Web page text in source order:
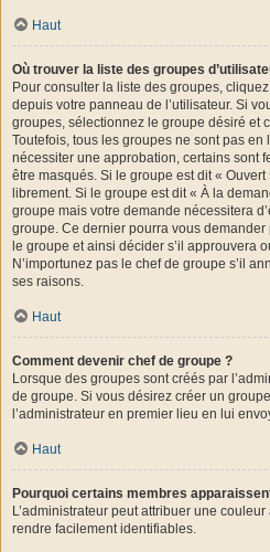
Haut
Où trouver la liste des groupes
Pour consulter la liste des groupes,
depuis votre panneau de l’utilisateur. Si
groupes, sélectionnez le groupe désiré et
Toutefois, tous les groupes ne sont pas
nécessiter une approbation, certains sont
être masqués. Si le groupe est dit «
librement. Si le groupe est dit « À la
groupe mais votre demande nécessitera
groupe. Ce dernier pourra vous
le groupe et ainsi décider s’il approuvera
N’importunez pas le chef de groupe s’il
ses raisons.
Haut
Comment devenir chef de groupe ?
Lorsque des groupes sont créés par
de groupe. Si vous désirez créer un
l’administrateur en premier lieu en lui
Haut
Pourquoi certains membres
L’administrateur peut attribuer une
rendre facilement identifiables.